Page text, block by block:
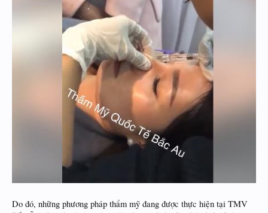
Do đó, những phương pháp thẩm mỹ đang được thực hiện tại TMV